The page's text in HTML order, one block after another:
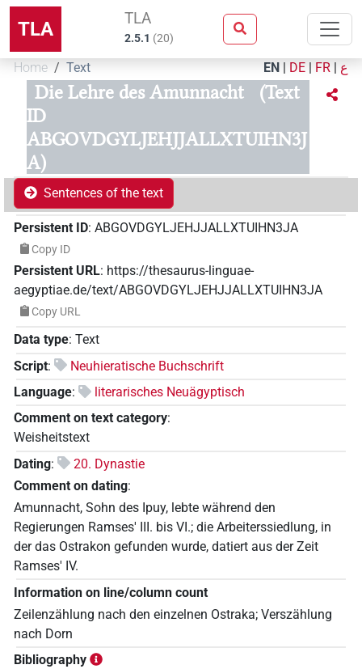
TLA TLA
2.5.1 (20)
Home Text EN | DE | FR | ع
Die Lehre des Amunnacht
(Text
ID
ABGOVDGYLJEHJJALLXTUIHN3J
A)
Sentences of the text
Persistent ID: ABGOVDGYLJEHJJALLXTUIHN3JA
Copy ID
Persistent URL: https://thesaurus-linguae-
aegyptiae.de/text/ABGOVDGYLJEHJJALLXTUIHN3JA
Copy URL
Data type: Text
Script:
Neuhieratische Buchschrift
Language:
literarisches Neuägyptisch
Comment on text category:
Weisheitstext
Dating:
20. Dynastie
Comment on dating:
Amunnacht, Sohn des Ipuy, lebte während den
Regierungen Ramses' III. bis VI.; die Arbeiterssiedlung, in
der das Ostrakon gefunden wurde, datiert aus der Zeit
Ramses' IV.
Information on line/column count
Zeilenzählung nach den einzelnen Ostraka; Verszählung
nach Dorn
Bibliography